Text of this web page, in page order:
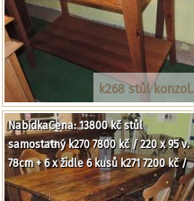
k268 stůl konzol.
NabídkaCena: 13800 kč stůl
samostatný k270 7800 kč / 220 x 95 v.
78cm + 6 x židle 6 kusů k271 7200 kč /